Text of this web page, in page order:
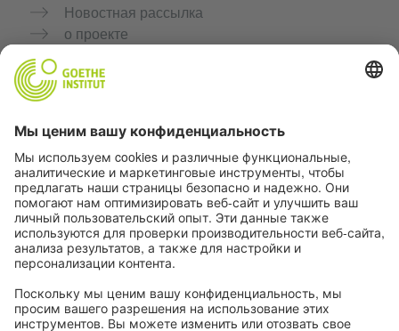
Новостная рассылка
о проекте
Сообщество «Немецкий язык для тебя»
Практикуйте немецкий бесплатно
Курсы немецкого языка от Goethe-Institut
Портал для преподавателей «Deutschstunde»
Конфиденциальность и доступность